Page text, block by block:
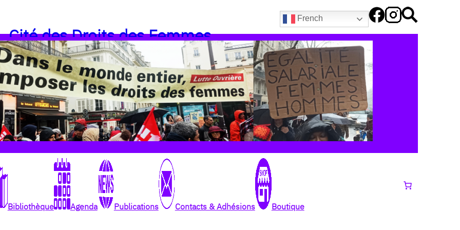
French
Cité des Droits des Femmes
Bibliothèque Agenda Publications Contacts & Adhésions Boutique